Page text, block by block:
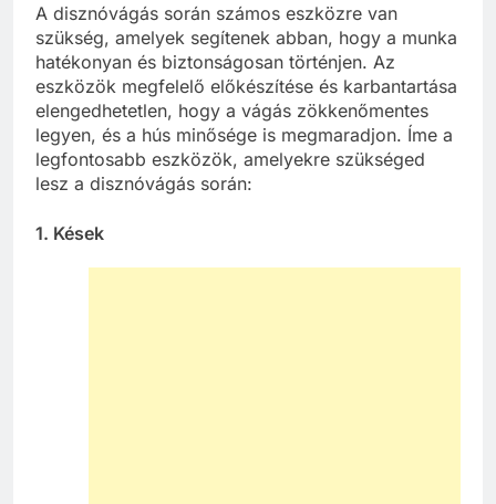
A disznóvágás során számos eszközre van
szükség, amelyek segítenek abban, hogy a munka
hatékonyan és biztonságosan történjen. Az
eszközök megfelelő előkészítése és karbantartása
elengedhetetlen, hogy a vágás zökkenőmentes
legyen, és a hús minősége is megmaradjon. Íme a
legfontosabb eszközök, amelyekre szükséged
lesz a disznóvágás során:
1. Kések